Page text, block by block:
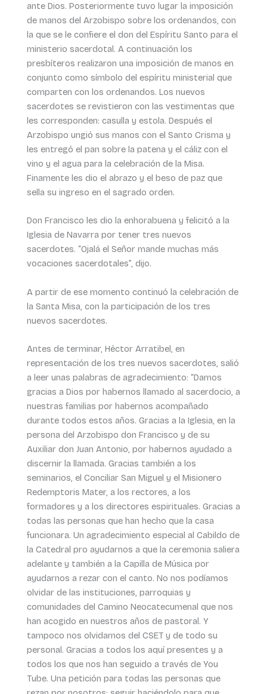
ante Dios. Posteriormente tuvo lugar la imposición
de manos del Arzobispo sobre los ordenandos, con
la que se le confiere el don del Espíritu Santo para el
ministerio sacerdotal. A continuación los
presbíteros realizaron una imposición de manos en
conjunto como símbolo del espíritu ministerial que
comparten con los ordenandos. Los nuevos
sacerdotes se revistieron con las vestimentas que
les corresponden: casulla y estola. Después el
Arzobispo ungió sus manos con el Santo Crisma y
les entregó el pan sobre la patena y el cáliz con el
vino y el agua para la celebración de la Misa.
Finamente les dio el abrazo y el beso de paz que
sella su ingreso en el sagrado orden.
Don Francisco les dio la enhorabuena y felicitó a la
Iglesia de Navarra por tener tres nuevos
sacerdotes. “Ojalá el Señor mande muchas más
vocaciones sacerdotales”, dijo.
A partir de ese momento continuó la celebración de
la Santa Misa, con la participación de los tres
nuevos sacerdotes.
Antes de terminar, Héctor Arratibel, en
representación de los tres nuevos sacerdotes, salió
a leer unas palabras de agradecimiento: “Damos
gracias a Dios por habernos llamado al sacerdocio, a
nuestras familias por habernos acompañado
durante todos estos años. Gracias a la Iglesia, en la
persona del Arzobispo don Francisco y de su
Auxiliar don Juan Antonio, por habernos ayudado a
discernir la llamada. Gracias también a los
seminarios, el Conciliar San Miguel y el Misionero
Redemptoris Mater, a los rectores, a los
formadores y a los directores espirituales. Gracias a
todas las personas que han hecho que la casa
funcionara. Un agradecimiento especial al Cabildo de
la Catedral pro ayudarnos a que la ceremonia saliera
adelante y también a la Capilla de Música por
ayudarnos a rezar con el canto. No nos podíamos
olvidar de las instituciones, parroquias y
comunidades del Camino Neocatecumenal que nos
han acogido en nuestros años de pastoral. Y
tampoco nos olvidamos del CSET y de todo su
personal. Gracias a todos los aquí presentes y a
todos los que nos han seguido a través de You
Tube. Una petición para todas las personas que